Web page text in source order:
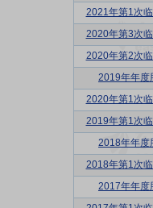
2021年第1次
2020年第3次
2020年第2次
2019年年度
2020年第1次
2019年第1次
2018年年度
2018年第1次
2017年年度